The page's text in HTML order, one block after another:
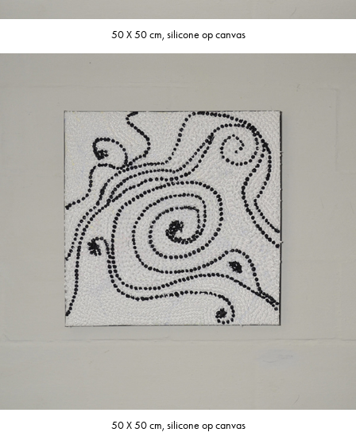
50 X 50 cm, silicone op canvas
50 X 50 cm, silicone op canvas